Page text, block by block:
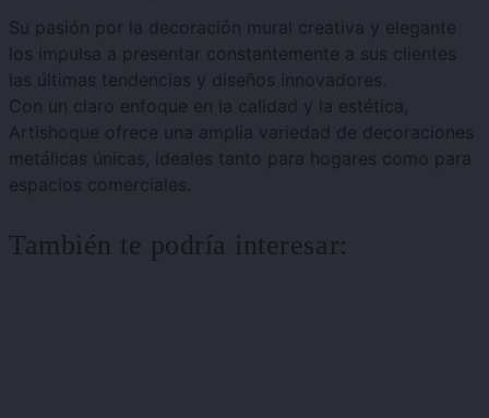
Su pasión por la decoración mural creativa y elegante
los impulsa a presentar constantemente a sus clientes
las últimas tendencias y diseños innovadores.
Con un claro enfoque en la calidad y la estética,
Artishoque ofrece una amplia variedad de decoraciones
metálicas únicas, ideales tanto para hogares como para
espacios comerciales.
También te podría interesar: